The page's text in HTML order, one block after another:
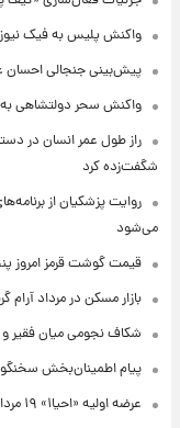
واکنش پلیس به فیک
پیش‌بینی جنجالی احسان
واکنش سحر دولتشاهی به
شگفت‌زده کرد
روایت پزشکیان از
می‌شود
قیمت گوشت قرمز امروز پنجشنبه ۱۵ مرداد
بازار مسکن در مرداد
شکاف نجومی میان فقیر و
پیام اطمینان‌بخش
عرضه اولیه «احیا۱» ۱۹ مرداد در فرابورس